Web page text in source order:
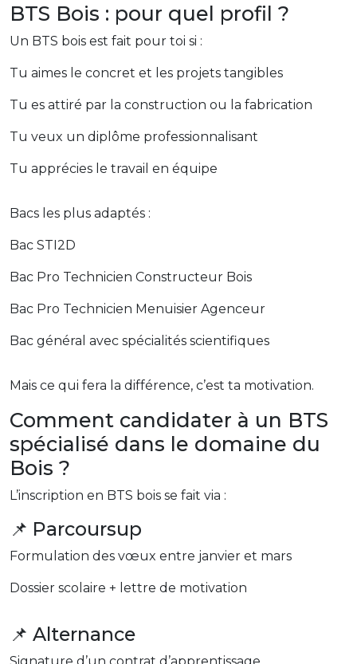
BTS Bois : pour quel profil ?
Un BTS bois est fait pour toi si :
Tu aimes le concret et les projets tangibles
Tu es attiré par la construction ou la fabrication
Tu veux un diplôme professionnalisant
Tu apprécies le travail en équipe
Bacs les plus adaptés :
Bac STI2D
Bac Pro Technicien Constructeur Bois
Bac Pro Technicien Menuisier Agenceur
Bac général avec spécialités scientifiques
Mais ce qui fera la différence, c’est ta motivation.
Comment candidater à un BTS
spécialisé dans le domaine du
Bois ?
L’inscription en BTS bois se fait via :
📌 Parcoursup
Formulation des vœux entre janvier et mars
Dossier scolaire + lettre de motivation
📌 Alternance